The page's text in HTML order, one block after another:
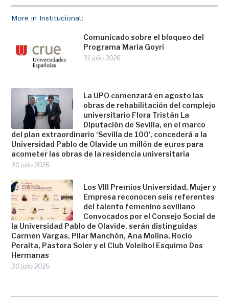
More in Institucional:
Comunicado sobre el bloqueo del
Programa María Goyri
31 julio 2026
La UPO comenzará en agosto las
obras de rehabilitación del complejo
universitario Flora Tristán La
Diputación de Sevilla, en el marco
del plan extraordinario ‘Sevilla de 100’, concederá a la
Universidad Pablo de Olavide un millón de euros para
acometer las obras de la residencia universitaria
30 julio 2026
Los VIII Premios Universidad, Mujer y
Empresa reconocen seis referentes
del talento femenino sevillano
Convocados por el Consejo Social de
la Universidad Pablo de Olavide, serán distinguidas
Carmen Vargas, Pilar Manchón, Ana Molina, Rocío
Peralta, Pastora Soler y el Club Voleibol Esquimo Dos
Hermanas
30 julio 2026